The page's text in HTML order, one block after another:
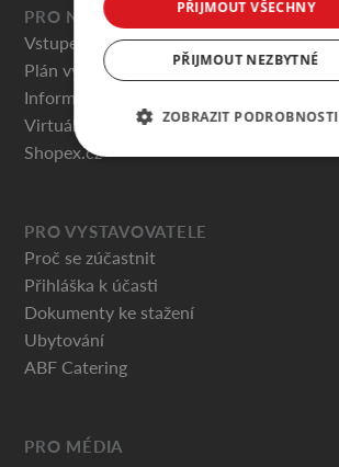
PRO NÁVŠTĚVNÍKY
Vstupenky
Plán výstaviště
Informace pro návštěvníky
Virtuální prohlídky
Shopex.cz
PRO VYSTAVOVATELE
Proč se zúčastnit
Přihláška k účasti
Dokumenty ke stažení
Ubytování
ABF Catering
PRO MÉDIA
PŘIJMOUT VŠECHNY
PŘIJMOUT NEZBYTNÉ
ZOBRAZIT PODROBNOSTI